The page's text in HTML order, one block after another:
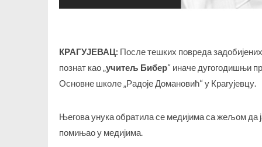
КРАГУЈЕВАЦ: После тешких повреда
познат као „учитељ Бибер“ иначе дугогодишњи
Основне школе „Радоје Домановић“ у Крагујевцу.
Његова унука обратила се медијима са жељом да
помињао у медијима.